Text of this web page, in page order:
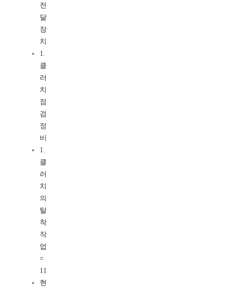
전
달
장
치
1.
클
러
치
점
검
정
비
1.
클
러
치
의
탈
착
작
업
=
11
현